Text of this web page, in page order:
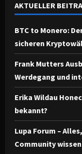
AKTUELLER
BTC to Monero:
sicheren
Frank Mutters
Werdegang und
Erika Wildau
bekannt?
Lupa Forum –
Community